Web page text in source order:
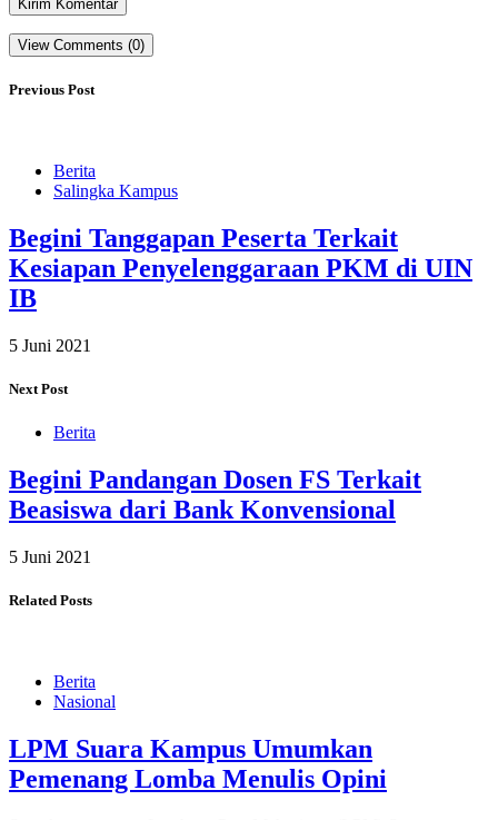
View Comments (0)
Previous Post
Berita
Salingka Kampus
Begini Tanggapan Peserta Terkait
Kesiapan Penyelenggaraan PKM di UIN
IB
5 Juni 2021
Next Post
Berita
Begini Pandangan Dosen FS Terkait
Beasiswa dari Bank Konvensional
5 Juni 2021
Related Posts
Berita
Nasional
LPM Suara Kampus Umumkan
Pemenang Lomba Menulis Opini